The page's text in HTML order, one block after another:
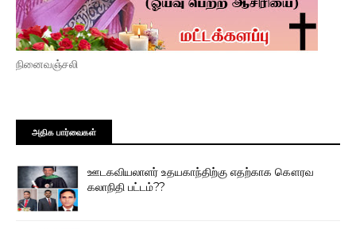
நினைவஞ்சலி
அதிக பார்வைகள்
ஊடகவியலாளர் உதயகாந்திற்கு எதற்காக கௌரவ
கலாநிதி பட்டம்??